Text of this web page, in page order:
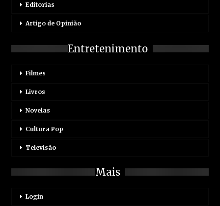
Editorias
Artigo de Opinião
Entretenimento
Filmes
Livros
Novelas
Cultura Pop
Televisão
Mais
Login